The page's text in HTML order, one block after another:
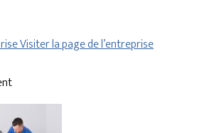
Visiter la page de l’entreprise